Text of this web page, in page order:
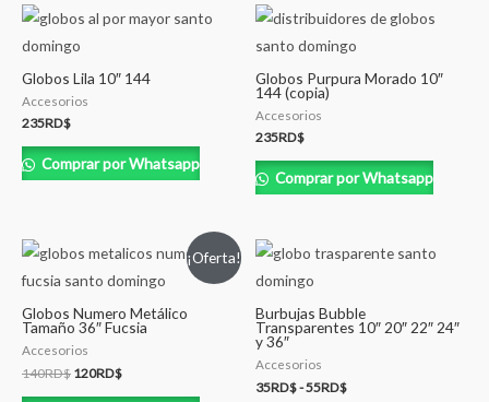
Globos Lila 10″ 144
Accesorios
235RD$
Comprar por Whatsapp
Globos Purpura Morado 10″
144 (copia)
Accesorios
235RD$
Comprar por Whatsapp
¡Oferta!
Globos Numero Metálico
Tamaño 36″ Fucsia
Accesorios
140RD$ 120RD$
Burbujas Bubble
Transparentes 10″ 20″ 22″ 24″
y 36″
Accesorios
35RD$-55RD$